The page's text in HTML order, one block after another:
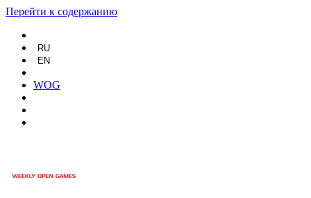
Перейти к содержанию
RU
EN
WOG